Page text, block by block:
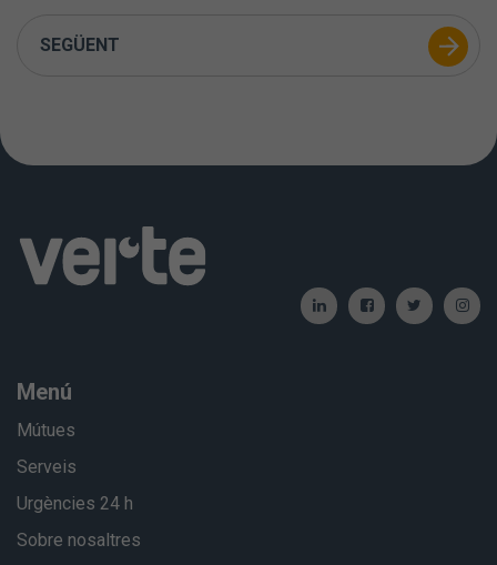
SEGÜENT
Menú
Mútues
Serveis
Urgències 24 h
Sobre nosaltres